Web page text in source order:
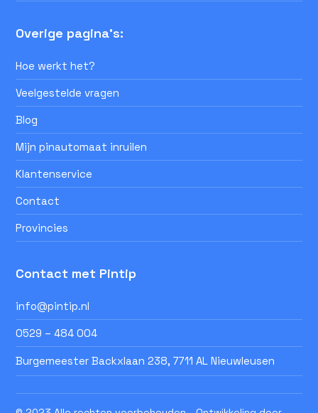
Overige pagina's:
Hoe werkt het?
Veelgestelde vragen
Blog
Mijn pinautomaat inruilen
Klantenservice
Contact
Provincies
Contact met Pintip
info@pintip.nl
0529 – 484 004
Burgemeester Backxlaan 238, 7711 AL Nieuwleusen